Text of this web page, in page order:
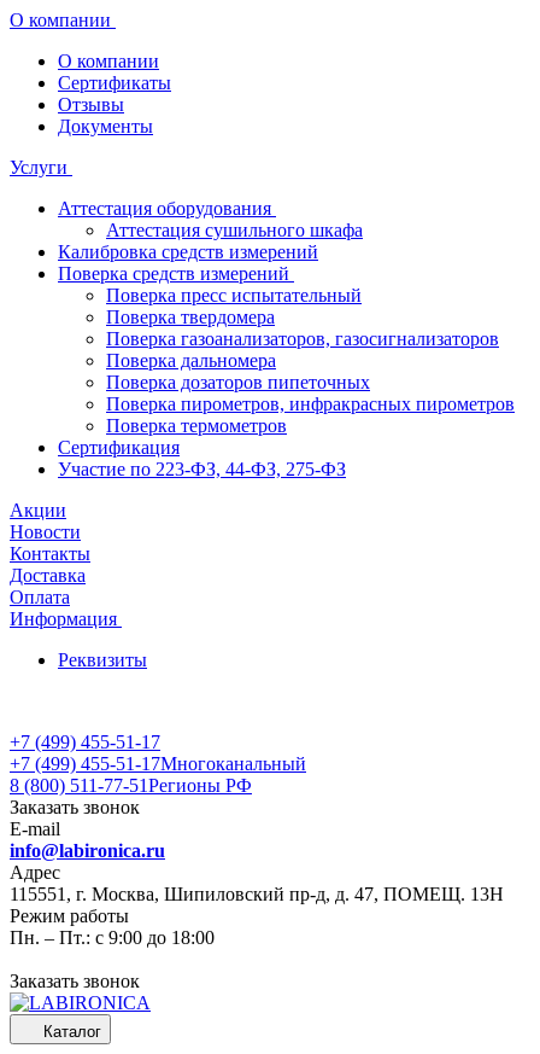
О компании
О компании
Сертификаты
Отзывы
Документы
Услуги
Аттестация оборудования
Аттестация сушильного шкафа
Калибровка средств измерений
Поверка средств измерений
Поверка пресс испытательный
Поверка твердомера
Поверка газоанализаторов, газосигнализаторов
Поверка дальномера
Поверка дозаторов пипеточных
Поверка пирометров, инфракрасных пирометров
Поверка термометров
Сертификация
Участие по 223-ФЗ, 44-ФЗ, 275-ФЗ
Акции
Новости
Контакты
Доставка
Оплата
Информация
Реквизиты
+7 (499) 455-51-17
+7 (499) 455-51-17Многоканальный
8 (800) 511-77-51Регионы РФ
Заказать звонок
E-mail
info@labironica.ru
Адрес
115551, г. Москва, Шипиловский пр-д, д. 47, ПОМЕЩ. 13Н
Режим работы
Пн. – Пт.: с 9:00 до 18:00
Заказать звонок
Каталог